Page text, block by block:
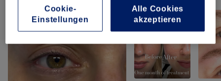
Bild anklicken für weitere Details
Cookie-
Einstellungen
Alle Cookies
akzeptieren